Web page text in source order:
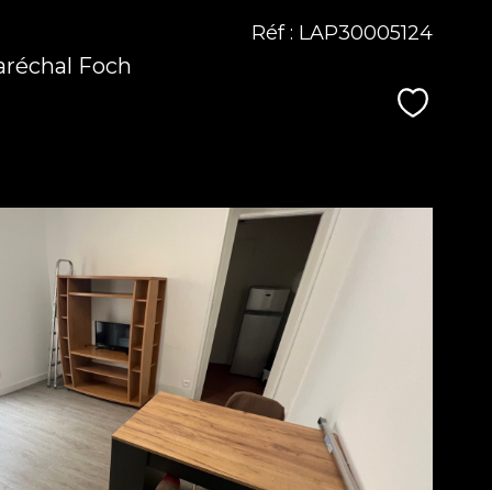
Foch
Réf : LAP30005124
voir le
bien